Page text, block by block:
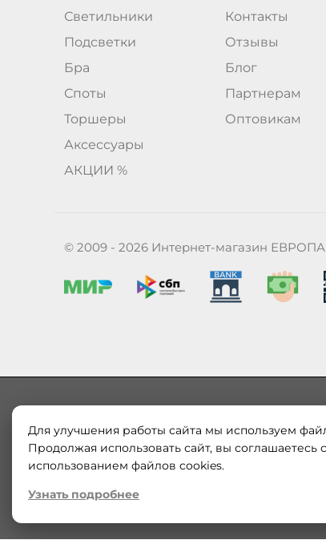
Светильники
Подсветки
Бра
Споты
Торшеры
Аксессуары
АКЦИИ %
Контакты
Отзывы
Блог
Партнерам
Оптовикам
© 2009 - 2026 Интернет-магазин
Наш магазин «ЕВРОПА СВЕТ» поставляет и
Европы и России. Только оригинальная
модерн от интернет-магазина europa-
Для улучшения работы сайта мы используем
Продолжая использовать сайт, вы соглашаетесь с
использованием файлов cookies.
Узнать подробнее